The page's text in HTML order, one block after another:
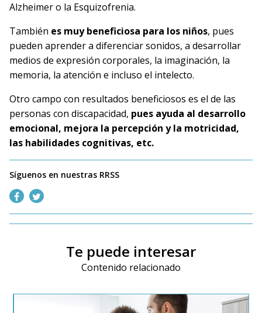
Alzheimer o la Esquizofrenia.
También es muy beneficiosa para los niños, pues
pueden aprender a diferenciar sonidos, a desarrollar
medios de expresión corporales, la imaginación, la
memoria, la atención e incluso el intelecto.
Otro campo con resultados beneficiosos es el de las
personas con discapacidad, pues ayuda al desarrollo
emocional, mejora la percepción y la motricidad,
las habilidades cognitivas, etc.
Síguenos en nuestras RRSS
Te puede interesar
Contenido relacionado